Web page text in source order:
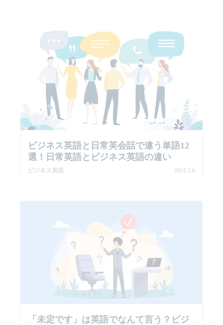
ビジネス英語と日常英会話で違う単語12
選！日常英語とビジネス英語の違い
ビジネス英語 2021.5.6
「未定です」は英語でなんて言う？ビジ